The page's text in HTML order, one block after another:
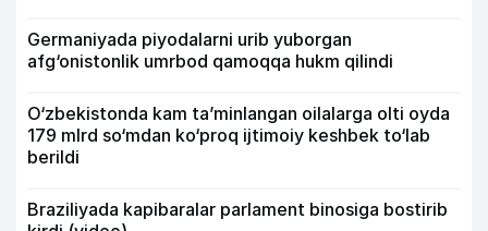
Germaniyada piyodalarni urib yuborgan
afg‘onistonlik umrbod qamoqqa hukm qilindi
O‘zbekistonda kam ta’minlangan oilalarga olti oyda
179 mlrd so‘mdan ko‘proq ijtimoiy keshbek to‘lab
berildi
Braziliyada kapibaralar parlament binosiga bostirib